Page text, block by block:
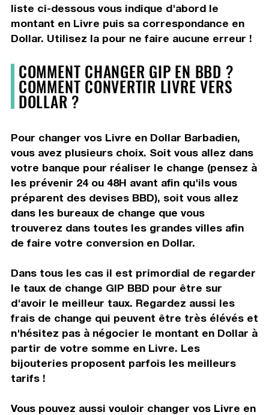
liste ci-dessous vous indique d'abord le
montant en Livre puis sa correspondance en
Dollar. Utilisez la pour ne faire aucune erreur !
COMMENT CHANGER GIP EN BBD ?
COMMENT CONVERTIR LIVRE VERS
DOLLAR ?
Pour changer vos Livre en Dollar Barbadien,
vous avez plusieurs choix. Soit vous allez dans
votre banque pour réaliser le change (pensez à
les prévenir 24 ou 48H avant afin qu'ils vous
préparent des devises BBD), soit vous allez
dans les bureaux de change que vous
trouverez dans toutes les grandes villes afin
de faire votre conversion en Dollar.
Dans tous les cas il est primordial de regarder
le taux de change GIP BBD pour être sur
d'avoir le meilleur taux. Regardez aussi les
frais de change qui peuvent être très élévés et
n'hésitez pas à négocier le montant en Dollar à
partir de votre somme en Livre. Les
bijouteries proposent parfois les meilleurs
tarifs !
Vous pouvez aussi vouloir changer vos Livre en